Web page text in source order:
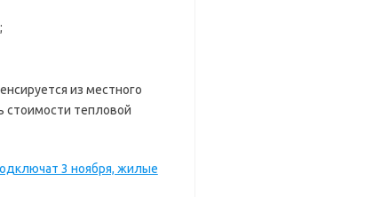
из местного
стоимости тепловой
3 ноября, жилые